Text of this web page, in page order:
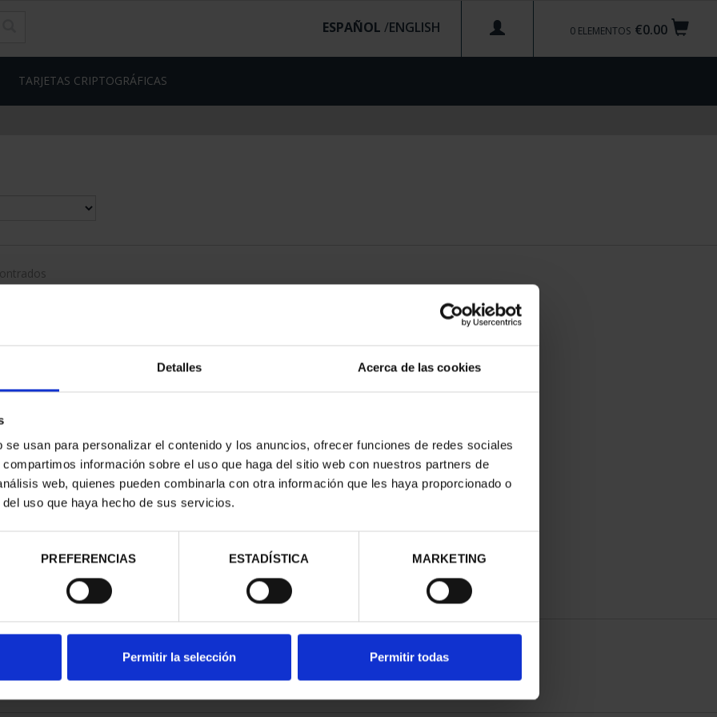
Detalles Acerca de las cookies
usan para personalizar el contenido y los anuncios, ofrecer funciones de redes sociales
información sobre el uso que haga del sitio web con nuestros partners de
web, quienes pueden combinarla con otra información que les haya proporcionado o
uso que haya hecho de sus servicios.
PREFERENCIAS ESTADÍSTICA MARKETING
Permitir la selección Permitir todas
€0.00
0 ELEMENTOS
ESPAÑOL /
TARJETAS CRIPTOGRÁFICAS
-
HENARES